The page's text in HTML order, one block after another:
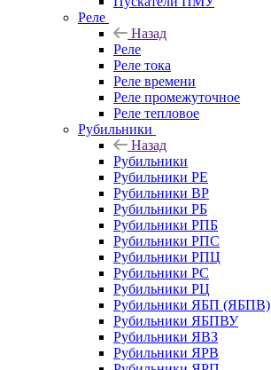
Реле
Назад
Реле
Реле тока
Реле времени
Реле промежуточное
Реле тепловое
Рубильники
Назад
Рубильники
Рубильники РЕ
Рубильники ВР
Рубильники РБ
Рубильники РПБ
Рубильники РПС
Рубильники РПЦ
Рубильники РС
Рубильники РЦ
Рубильники ЯБП (ЯБПВ)
Рубильники ЯБПВУ
Рубильники ЯВЗ
Рубильники ЯРВ